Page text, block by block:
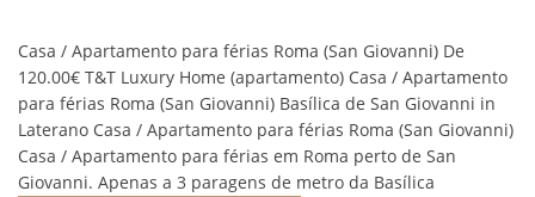
Casa / Apartamento para férias Roma (San Giovanni) De
120.00€ T&T Luxury Home (apartamento) Casa / Apartamento
para férias Roma (San Giovanni) Basílica de San Giovanni in
Laterano Casa / Apartamento para férias Roma (San Giovanni)
Casa / Apartamento para férias em Roma perto de San
Giovanni. Apenas a 3 paragens de metro da Basílica